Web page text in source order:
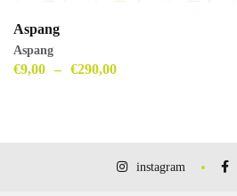
Aspang
Aspang
€9,00 – €290,00
instagram